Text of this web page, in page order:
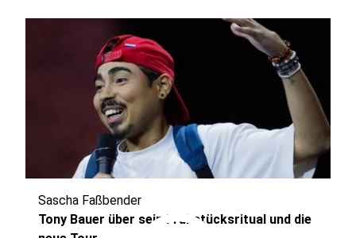
Sascha Faßbender
Tony Bauer über sein Frühstücksritual und die